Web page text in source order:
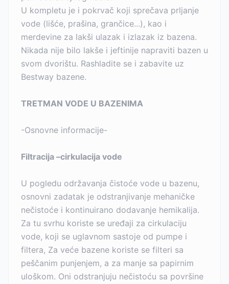
U kompletu je i pokrvač koji sprečava prljanje
vode (lišće, prašina, grančice...), kao i
merdevine za lakši ulazak i izlazak iz bazena.
Nikada nije bilo lakše i jeftinije napraviti bazen u
svom dvorištu. Rashladite se i zabavite uz
Bestway bazene.
TRETMAN VODE U BAZENIMA
-Osnovne informacije-
Filtracija –cirkulacija vode
U pogledu održavanja čistoće vode u bazenu,
osnovni zadatak je odstranjivanje mehaničke
nečistoće i kontinuirano dodavanje hemikalija.
Za tu svrhu koriste se uređaji za cirkulaciju
vode, koji se uglavnom sastoje od pumpe i
filtera, Za veće bazene koriste se filteri sa
peščanim punjenjem, a za manje sa papirnim
uloškom. Oni odstranjuju nečistoću sa površine